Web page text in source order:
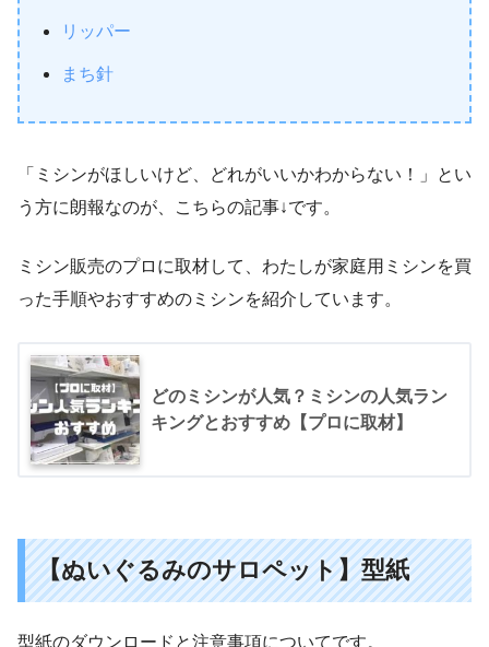
リッパー
まち針
「ミシンがほしいけど、どれがいいかわからない！」とい
う方に朗報なのが、こちらの記事↓です。
ミシン販売のプロに取材して、わたしが家庭用ミシンを買
った手順やおすすめのミシンを紹介しています。
どのミシンが人気？ミシンの人気ラン
キングとおすすめ【プロに取材】
【ぬいぐるみのサロペット】型紙
型紙のダウンロードと注意事項についてです。